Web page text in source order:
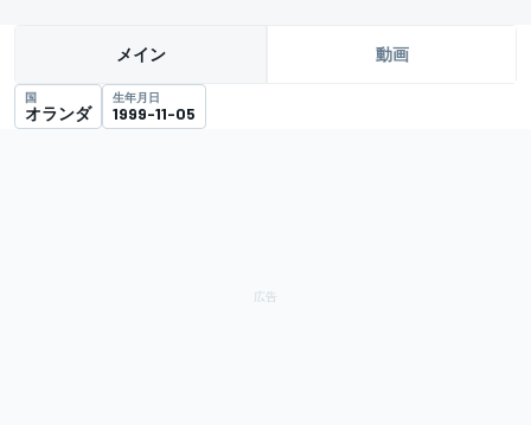
メイン 動画
国
オランダ
生年月日
1999-11-05